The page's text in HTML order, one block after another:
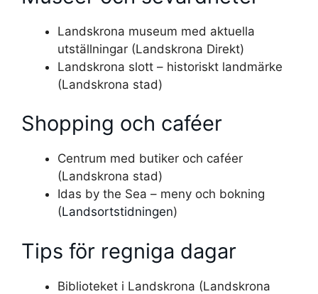
Landskrona museum med aktuella
utställningar (Landskrona Direkt)
Landskrona slott – historiskt landmärke
(Landskrona stad)
Shopping och caféer
Centrum med butiker och caféer
(Landskrona stad)
Idas by the Sea – meny och bokning
(Landsortstidningen)
Tips för regniga dagar
Biblioteket i Landskrona (Landskrona